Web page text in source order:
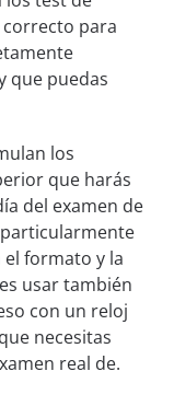
para
que puedas
los
que harás
del examen de
formato y la
usar también
con un reloj
necesitas
real de.